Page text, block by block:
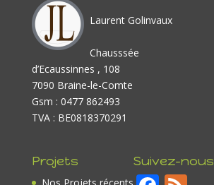
Laurent Golinvaux
Chausssée
d’Ecaussinnes , 108
7090 Braine-le-Comte
Gsm : 0477 862493
TVA : BE0818370291
Projets Suivez-nous